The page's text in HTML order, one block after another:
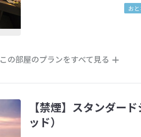
お
この部屋のプランをすべて見る
【禁煙】スタンダー
ッド）